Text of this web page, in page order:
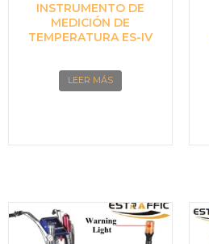
INSTRUMENTO DE
MEDICIÓN DE
TEMPERATURA ES-IV
LEER MÁS